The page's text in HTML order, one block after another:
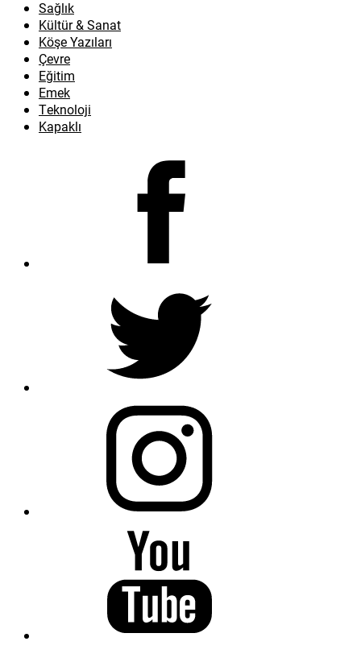
Sağlık
Kültür & Sanat
Köşe Yazıları
Çevre
Eğitim
Emek
Teknoloji
Kapaklı